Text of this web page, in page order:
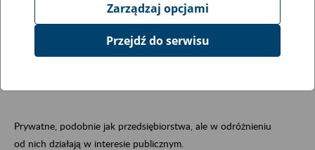
Organizacje pozarządowe
(NGO)
Prywatne, podobnie jak przedsiębiorstwa, ale w odróżnieniu
od nich działają w interesie publicznym.
Zarządzaj opcjami
Przejdź do serwisu